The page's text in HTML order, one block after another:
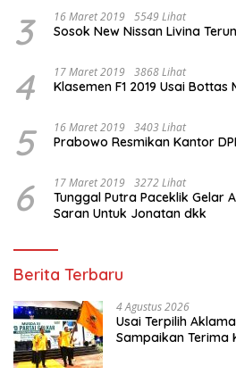
3 16 Maret 2019 5549 Lihat
Sosok New Nissan Livina
4 17 Maret 2019 3868 Lihat
Klasemen F1 2019 Usai Bottas
5 16 Maret 2019 3403 Lihat
Prabowo Resmikan Kantor
6 17 Maret 2019 3272 Lihat
Tunggal Putra Paceklik Gelar
Saran Untuk Jonatan dkk
Berita Terbaru
4 Agustus 2026
Usai Terpilih
Sampaikan Terima